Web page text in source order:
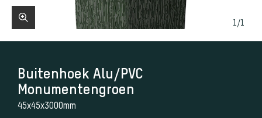
1/1
Buitenhoek Alu/PVC
Monumentengroen
45x45x3000mm